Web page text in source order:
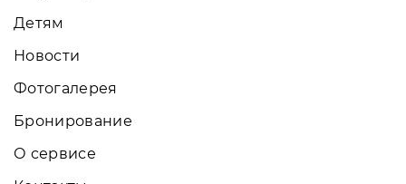
Детям
Новости
Фотогалерея
Бронирование
О сервисе